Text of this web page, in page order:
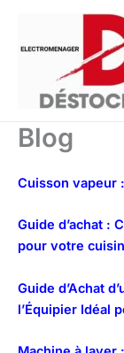
contenu
Blog
Cuisson vapeur
Guide d’achat :
pour votre
Guide d’Achat
l’Équipier Idéal